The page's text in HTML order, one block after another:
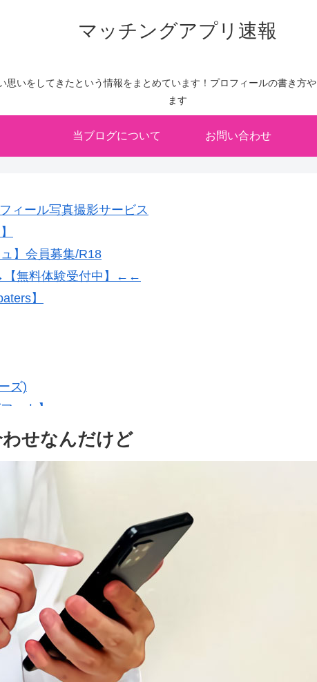
マッチングアプリ速報
いをしてきたという情報をまとめています！プロフィールの書き方
ます
当ブログについて お問い合わせ
ィール写真撮影サービス
】会員募集/R18
【無料体験受付中】←←
】
ズ)
ォト】
せなんだけど